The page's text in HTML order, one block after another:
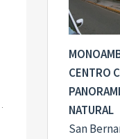
CENTRO
NATURAL
San